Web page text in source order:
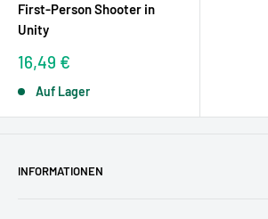
First-Person Shooter in
Unity
Sonderpreis
16,49 €
Auf Lager
INFORMATIONEN